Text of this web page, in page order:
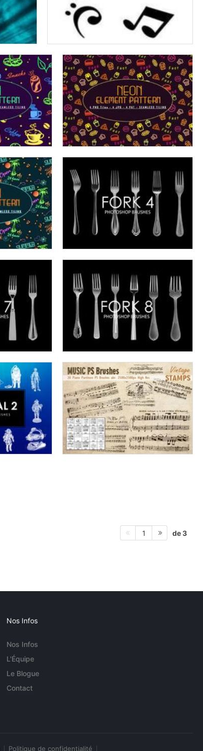
1 de 3
Nos Infos
Nos Infos
L'Équipe
Le Blogue
Contact
Politique de confidentialité